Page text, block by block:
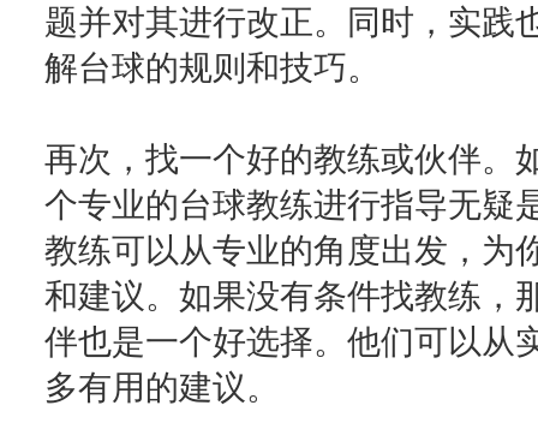
题并对其进行改正。同时，实践
解台球的规则和技巧。
再次，找一个好的教练或伙伴。
个专业的台球教练进行指导无疑
教练可以从专业的角度出发，为
和建议。如果没有条件找教练，
伴也是一个好选择。他们可以从
多有用的建议。